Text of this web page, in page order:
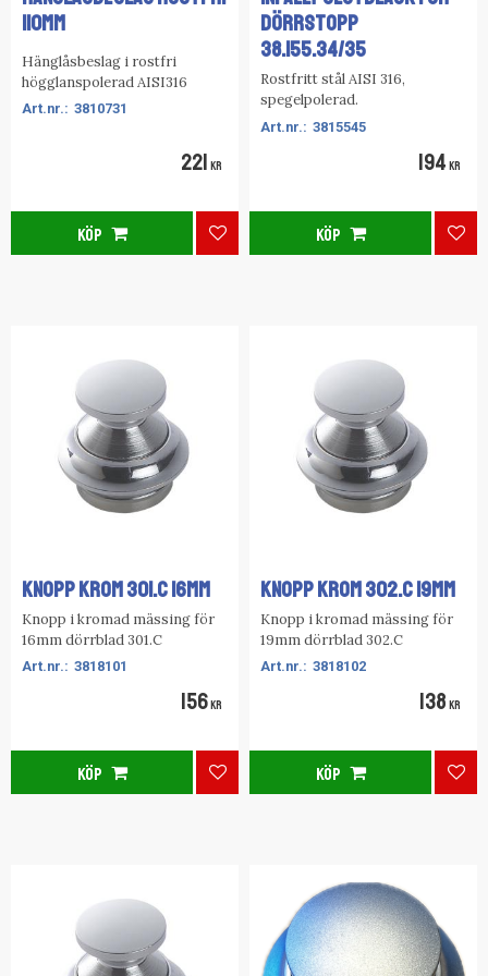
110MM
Hänglåsbeslag i rostfri
högglanspolerad AISI316
3810731
221 KR
Lägg till i favoriter
KÖP
DÖRRSTOPP
38.155.34/35
Rostfritt stål AISI 316,
spegelpolerad.
3815545
194 KR
KÖP
KNOPP KROM 301.C 16MM
Knopp i kromad mässing för
16mm dörrblad 301.C
3818101
156 KR
Lägg till i favoriter
KÖP
KNOPP KROM 302.C 19MM
Knopp i kromad mässing för
19mm dörrblad 302.C
3818102
138 KR
KÖP